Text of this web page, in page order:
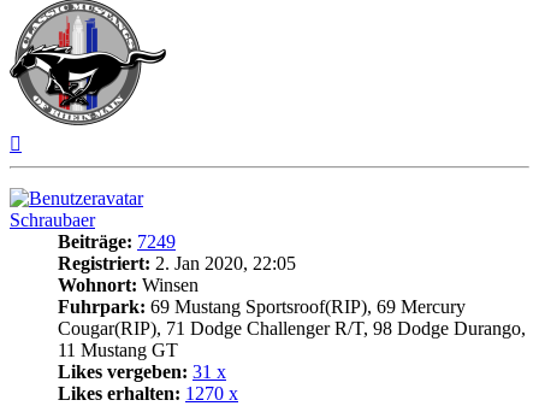
Schraubaer
Beiträge: 7249
Registriert: 2. Jan 2020, 22:05
Wohnort: Winsen
Fuhrpark: 69 Mustang Sportsroof(RIP), 69 Mercury
Cougar(RIP), 71 Dodge Challenger R/T, 98 Dodge Durango,
11 Mustang GT
Likes vergeben: 31 x
Likes erhalten: 1270 x